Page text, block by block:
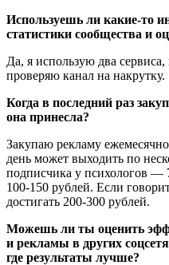
Используешь ли какие-то
статистики сообщества и
Да, я использую два
проверяю канал на накрутку.
Когда в последний раз
она принесла?
Закупаю рекламу
день может выходить по
подписчика у психологов —
100-150 рублей. Если
достигать 200-300 рублей.
Можешь ли ты оценить
и рекламы в других
где результаты лучше?